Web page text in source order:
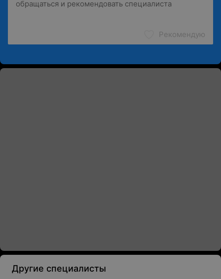
Рекомендую
Другие специалисты